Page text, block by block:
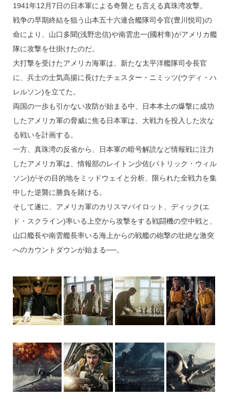
1941年12月7日の日本軍による奇襲とも言える真珠湾攻撃。
戦争の早期終結を狙う山本五十六連合艦隊司令官(豊川悦司)の
命により、山口多聞(浅野忠信)や南雲忠一(國村隼)がアメリカ艦
隊に攻撃を仕掛けたのだ。
大打撃を受けたアメリカ海軍は、新たな太平洋艦隊司令長官
に、兵士の士気高揚に長けたチェスター・ニミッツ(ウディ・ハ
レルソン)を立てた。
両国の一歩も引かない攻防が始まる中、日本本土の爆撃に成功
したアメリカ軍の脅威に焦る日本軍は、大戦力を投入した次な
る戦いを計画する。
一方、真珠湾の反省から、日本軍の暗号解読など情報戦に注力
したアメリカ軍は、情報部のレイトン少佐(パトリック・ウィル
ソン)がその目的地をミッドウェイと分析、限られた全戦力を集
中した逆襲に勝負を賭ける。
そして遂に、アメリカ軍のカリスマパイロット、ディック(エ
ド・スクライン)率いる上空から攻撃をする戦闘機の空中戦と、
山口艦長や南雲艦長率いる海上からの戦艦の砲撃の壮絶な激突
へのカウントダウンが始まる──。